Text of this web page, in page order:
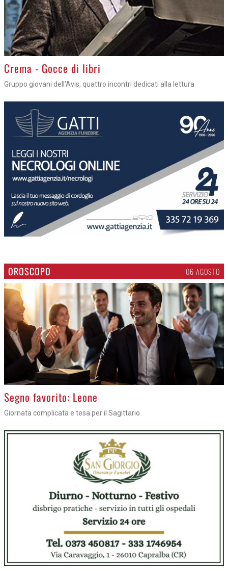
Crema - Gocce di libri
Gruppo giovani dell'Avis, quattro incontri dedicati alla lettura
OROSCOPO 06 AGOSTO
>
Segno favorito: Leone
Giornata complicata e tesa per il Sagittario